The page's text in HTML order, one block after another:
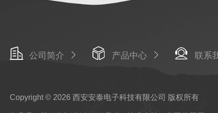
公司简介 产品中心 联系
Copyright © 2026 西安安泰电子科技有限公司 版权所有